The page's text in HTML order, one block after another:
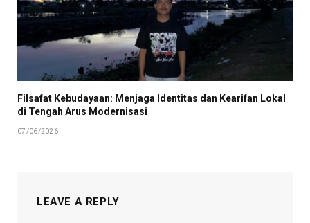
Filsafat Kebudayaan: Menjaga Identitas dan Kearifan Lokal
di Tengah Arus Modernisasi
07/06/2026
LEAVE A REPLY